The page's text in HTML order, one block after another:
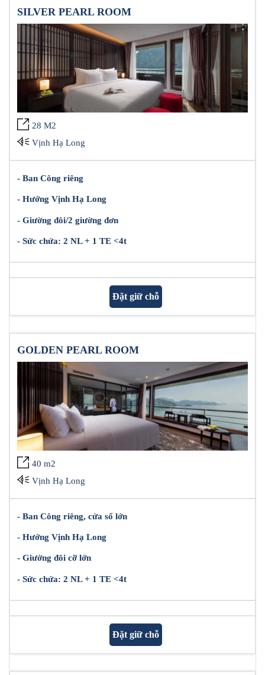
SILVER PEARL ROOM
28 M2
Vịnh Hạ Long
- Ban Công riêng
- Hướng Vịnh Hạ Long
- Giường đôi/2 giường đơn
- Sức chứa: 2 NL + 1 TE <4t
Đặt giữ chỗ
GOLDEN PEARL ROOM
40 m2
Vịnh Hạ Long
- Ban Công riêng, cửa sổ lớn
- Hướng Vịnh Hạ Long
- Giường đôi cỡ lớn
- Sức chứa: 2 NL + 1 TE <4t
Đặt giữ chỗ